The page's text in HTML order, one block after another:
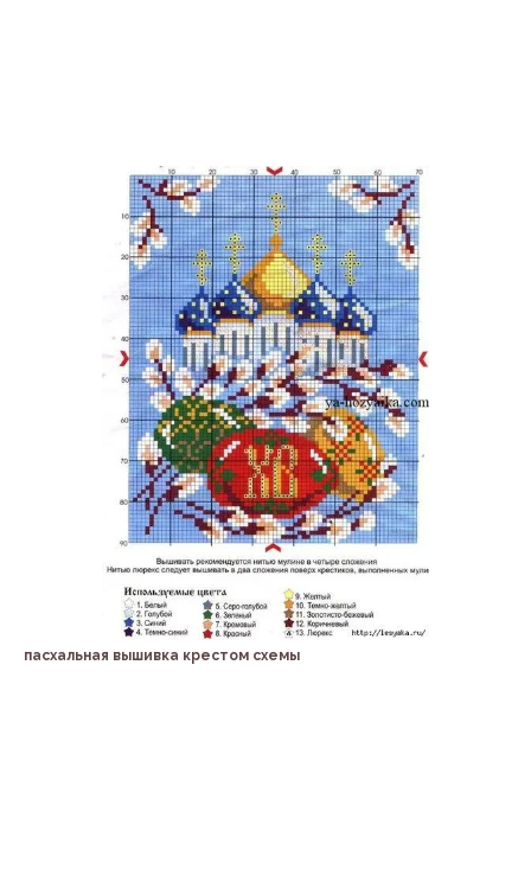
пасхальная вышивка крестом схемы